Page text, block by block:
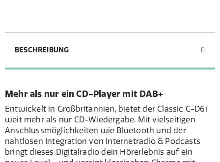
BESCHREIBUNG
Mehr als nur ein CD-Player mit DAB+
Entwickelt in Großbritannien, bietet der Classic C-D6i
weit mehr als nur CD-Wiedergabe. Mit vielseitigen
Anschlussmöglichkeiten wie Bluetooth und der
nahtlosen Integration von Internetradio & Podcasts
bringt dieses Digitalradio dein Hörerlebnis auf ein